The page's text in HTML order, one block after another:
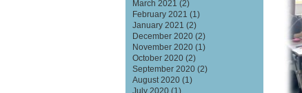
March 2021 (2)
February 2021 (1)
January 2021 (2)
December 2020 (2)
November 2020 (1)
October 2020 (2)
September 2020 (2)
August 2020 (1)
July 2020 (1)